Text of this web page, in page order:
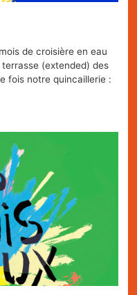
de croisière en eau
(extended) des
fois notre quincaillerie :